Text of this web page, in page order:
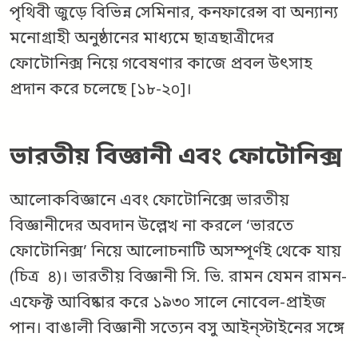
পৃথিবী জুড়ে বিভিন্ন সেমিনার, কনফারেন্স বা অন্যান্য
মনোগ্রাহী অনুষ্ঠানের মাধ্যমে ছাত্রছাত্রীদের
ফোটোনিক্স নিয়ে গবেষণার কাজে প্রবল উৎসাহ
প্রদান করে চলেছে [১৮-২০]।
ভারতীয় বিজ্ঞানী এবং ফোটোনিক্স
আলোকবিজ্ঞানে এবং ফোটোনিক্সে ভারতীয়
বিজ্ঞানীদের অবদান উল্লেখ না করলে ‘ভারতে
ফোটোনিক্স’ নিয়ে আলোচনাটি অসম্পূর্ণই থেকে যায়
(চিত্র ৪)। ভারতীয় বিজ্ঞানী সি. ভি. রামন যেমন রামন-
এফেক্ট আবিষ্কার করে ১৯৩০ সালে নোবেল-প্রাইজ
পান। বাঙালী বিজ্ঞানী সত্যেন বসু আইন্‌স্টাইনের সঙ্গে